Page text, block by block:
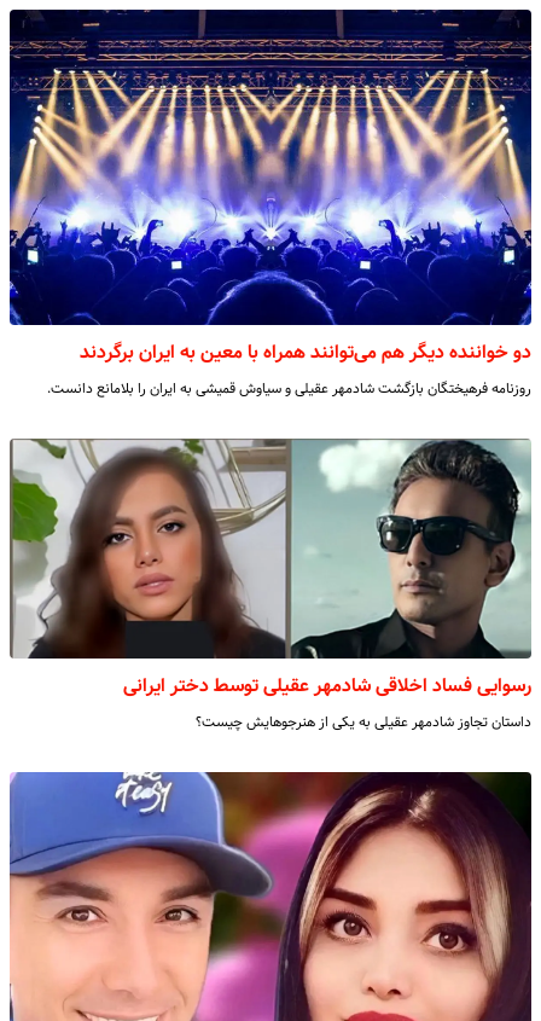
دو خواننده دیگر هم می‌توانند همراه با معین به ایران برگردند
روزنامه فرهیختگان بازگشت شادمهر عقیلی و سیاوش قمیشی به ایران را بلامانع دانست.
رسوایی فساد اخلاقی شادمهر عقیلی توسط دختر ایرانی
داستان تجاوز شادمهر عقیلی به یکی از هنرجوهایش چیست؟